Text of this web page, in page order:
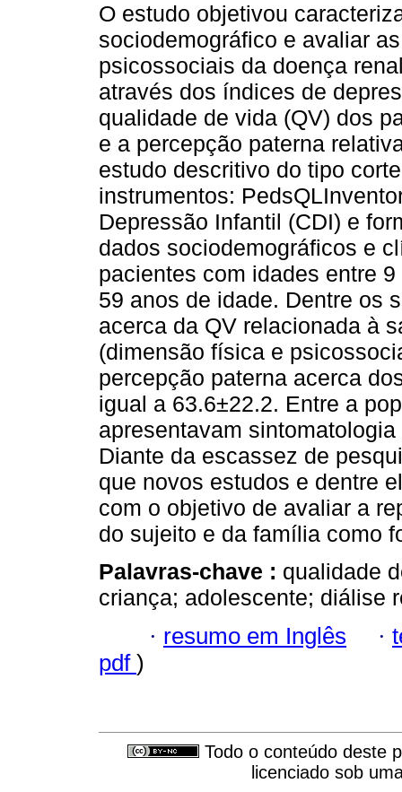
O estudo objetivou
sociodemográfico e avaliar
psicossociais da doença
através dos índices de
qualidade de vida (QV) dos
e a percepção paterna
estudo descritivo do tipo
instrumentos:
Depressão Infantil (CDI) e
dados sociodemográficos e
pacientes com idades entre
59 anos de idade. Dentre os
acerca da QV relacionada à
(dimensão física e
percepção paterna acerca
igual a 63.6±22.2. Entre a
apresentavam
Diante da escassez de
que novos estudos e dentre
com o objetivo de avaliar a
do sujeito e da família como
Palavras-chave : qualidade
criança; adolescente; diálise
· resumo em Inglês ·
pdf )
Todo o conteúdo deste
licenciado sob